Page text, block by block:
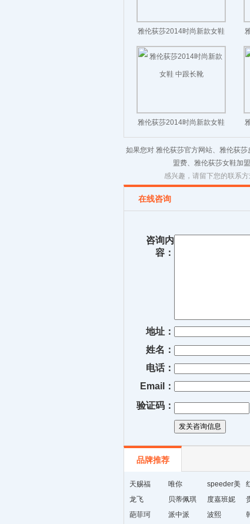
雅伦荻莎2014时尚新款女鞋
高跟短靴
雅伦荻莎2014时尚新款女鞋
中跟长靴
如果您对 雅伦荻莎官方网站、雅伦荻
盟费、雅伦荻莎女鞋加
感兴趣，请留下您的联系
在线咨询
咨询内
容：
地址：
姓名：
电话：
Email：
验证码：
品牌推荐
天赐福 唯你
speeder美
国暴龙
龙飞
贝蒂佩琪 度嘉班妮
葩菲珂
派中派 波熙